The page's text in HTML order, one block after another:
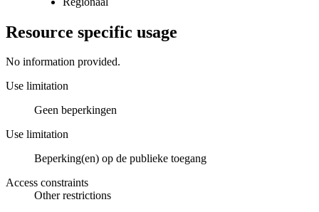
Resource specific usage
No information provided.
Use limitation
Geen beperkingen
Use limitation
Beperking(en) op de publieke toegang
Access constraints
Other restrictions